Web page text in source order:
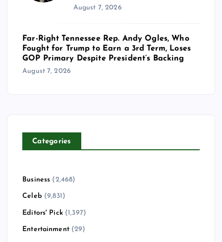
August 7, 2026
Far-Right Tennessee Rep. Andy Ogles, Who
Fought for Trump to Earn a 3rd Term, Loses
GOP Primary Despite President’s Backing
August 7, 2026
Categories
Business (2,468)
Celeb (9,831)
Editors' Pick(1,397)
Entertainment(29)